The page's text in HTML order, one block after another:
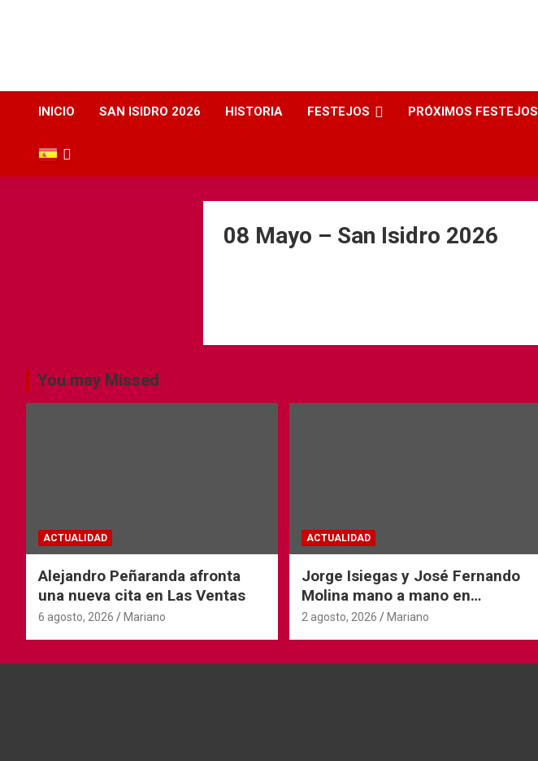
INICIO SAN ISIDRO 2026 HISTORIA FESTEJOS PRÓXIMOS FESTEJOS
08 Mayo – San Isidro 2026
You may Missed
ACTUALIDAD
Alejandro Peñaranda afronta
una nueva cita en Las Ventas
6 agosto, 2026 Mariano
ACTUALIDAD
Jorge Isiegas y José Fernando
Molina mano a mano en
Andorra
2 agosto, 2026 Mariano